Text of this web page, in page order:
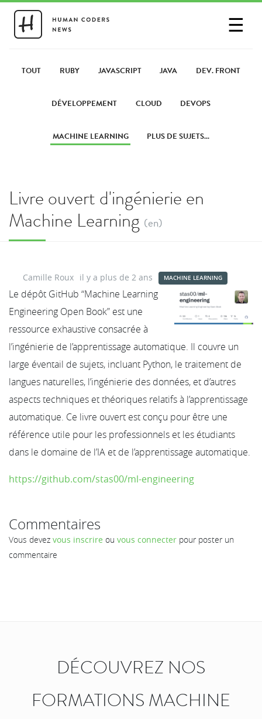
☰
PARTAGER UN LIEN
TOUT RUBY JAVASCRIPT JAVA DEV. FRONT
DÉVELOPPEMENT CLOUD DEVOPS
MACHINE LEARNING PLUS DE SUJETS...
Livre ouvert d'ingénierie en
Machine Learning (en)
Camille Roux il y a plus de 2 ans MACHINE LEARNING
Le dépôt GitHub “Machine Learning
Engineering Open Book” est une
ressource exhaustive consacrée à
l’ingénierie de l’apprentissage automatique. Il couvre un
large éventail de sujets, incluant Python, le traitement de
langues naturelles, l’ingénierie des données, et d’autres
aspects techniques et théoriques relatifs à l’apprentissage
automatique. Ce livre ouvert est conçu pour être une
référence utile pour les professionnels et les étudiants
dans le domaine de l’IA et de l’apprentissage automatique.
https://github.com/stas00/ml-engineering
Commentaires
Vous devez vous inscrire ou vous connecter pour poster un
commentaire
DÉCOUVREZ NOS
FORMATIONS MACHINE